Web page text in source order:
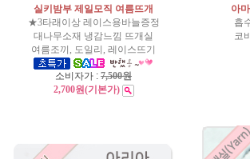
실키밤부 제일모직 여름뜨개
★3타래이상 레이스용바늘증정
대나무소재 냉감느낌 뜨개실
여름조끼, 도일리, 레이스뜨기
소비자가 : 7,500원
2,700원(기본가)
아
흡
코